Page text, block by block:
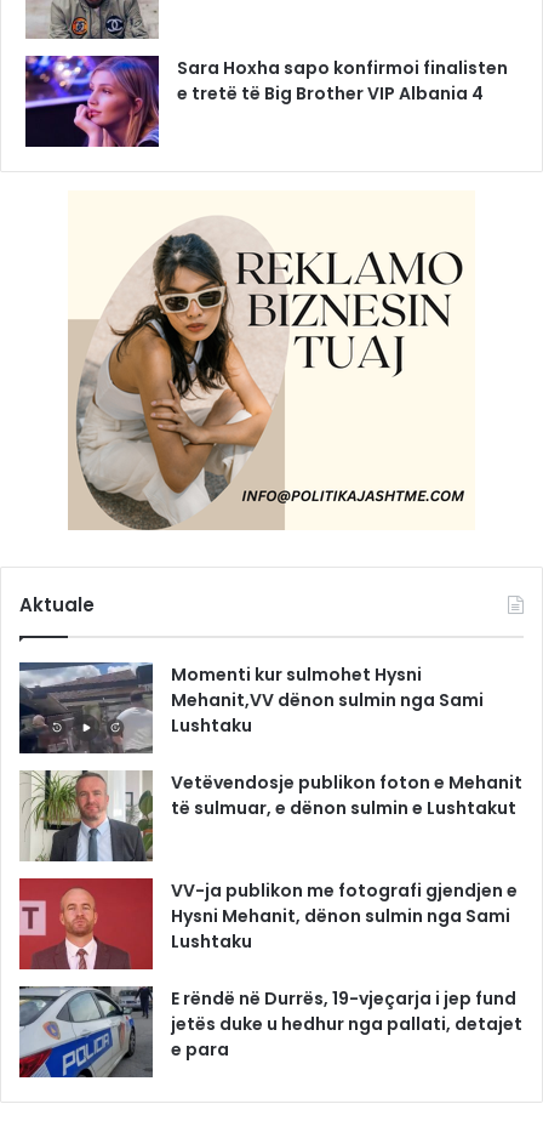
Sara Hoxha sapo konfirmoi finalisten
e tretë të Big Brother VIP Albania 4
Aktuale
Momenti kur sulmohet Hysni
Mehanit,VV dënon sulmin nga Sami
Lushtaku
Vetëvendosje publikon foton e Mehanit
të sulmuar, e dënon sulmin e Lushtakut
VV-ja publikon me fotografi gjendjen e
Hysni Mehanit, dënon sulmin nga Sami
Lushtaku
E rëndë në Durrës, 19-vjeçarja i jep fund
jetës duke u hedhur nga pallati, detajet
e para